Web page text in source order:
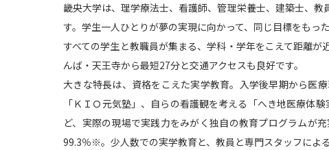
畿央大学は、理学療法士、看護師、管理栄養士、建築士、
す。学生一人ひとりが夢の実現に向かって、同じ目標をもっ
すべての学生と教職員が集まる、学科・学年をこえて距離
んば・天王寺から最短27分と交通アクセスも良好です。
大きな特長は、資格をこえた実学教育。入学後早期から医
「ＫＩＯ元気塾」、自らの看護観を考える「へき地医療体
ど、実際の現場で実践力をみがく独自の教育プログラムが
99.3％※。少人数での実学教育と、教員と専門スタッフによ